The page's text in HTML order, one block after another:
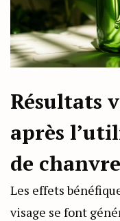
Résultats
après
de chanvre
Les effets
visage se font